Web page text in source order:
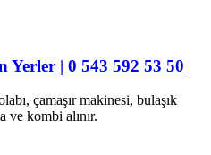
Yerler | 0 543 592 53 50
çamaşır makinesi, bulaşık
ve kombi alınır.